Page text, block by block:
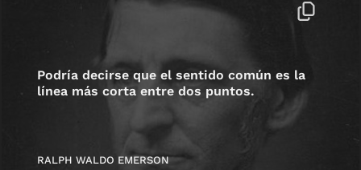
Podría decirse que el sentido común es la
línea más corta entre dos puntos.
RALPH WALDO EMERSON